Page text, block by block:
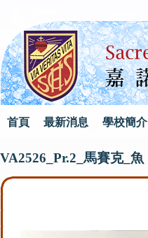
首頁 最新消息 學校簡介
VA2526_Pr.2_馬賽克_魚